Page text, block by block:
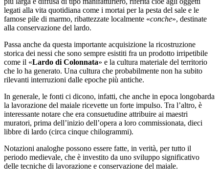
legati alla vita quotidiana come i mortai per la pesta del sale e le
famose pile di marmo, ribattezzate localmente «conche», destinate
alla conservazione del lardo.
Passa anche da questa importante acquisizione la ricostruzione
storica dei nessi che sono sempre esistiti fra un prodotto irripetibile
come il «Lardo di Colonnata» e la cultura materiale del territorio
che lo ha generato. Una cultura che probabilmente non ha subito
rilevanti interruzioni dalle epoche più antiche.
In generale, le fonti ci dicono, infatti, che anche in epoca longobarda
la lavorazione del maiale ricevette un forte impulso. Tra l’altro, è
interessante notare che era consuetudine attribuire ai maestri
muratori, prima dell’inizio dell’opera a loro commissionata, dieci
libbre di lardo (circa cinque chilogrammi).
Notazioni analoghe possono essere fatte, in verità, per tutto il
periodo medievale, che è investito da uno sviluppo significativo
delle tecniche di lavorazione e conservazione del maiale.